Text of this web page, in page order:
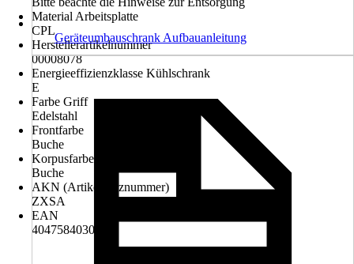
Material Arbeitsplatte
CPL
Herstellerartikelnummer
00008078
Energieeffizienzklasse Kühlschrank
E
Farbe Griff
Edelstahl
Frontfarbe
Buche
Korpusfarbe
Buche
AKN (Artikelkurznummer)
ZXSA
EAN
4047584030890
Geräteumbauschrank Aufbauanleitung